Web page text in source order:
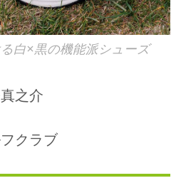
白×黒の機能派シューズ
之介
クラブ